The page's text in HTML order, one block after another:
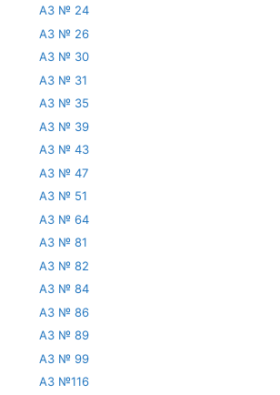
АЗ № 24
АЗ № 26
АЗ № 30
АЗ № 31
АЗ № 35
АЗ № 39
АЗ № 43
АЗ № 47
АЗ № 51
АЗ № 64
АЗ № 81
АЗ № 82
АЗ № 84
АЗ № 86
АЗ № 89
АЗ № 99
АЗ №116